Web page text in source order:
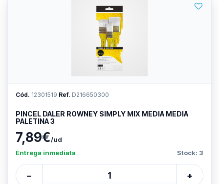
Cód. 12301519 Ref. D216650300
PINCEL DALER ROWNEY SIMPLY MIX MEDIA MEDIA
PALETINA 3
7,89€/ud
Entrega inmediata
Stock: 3
− +